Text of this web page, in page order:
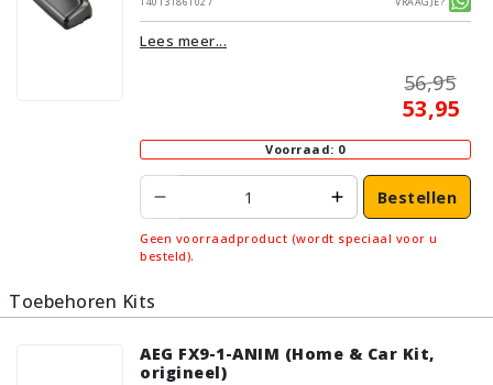
Lees meer...
56,95
53,95
Voorraad: 0
Bestellen
Geen voorraadproduct (wordt speciaal voor u
besteld).
Toebehoren Kits
AEG FX9-1-ANIM (Home & Car Kit,
origineel)